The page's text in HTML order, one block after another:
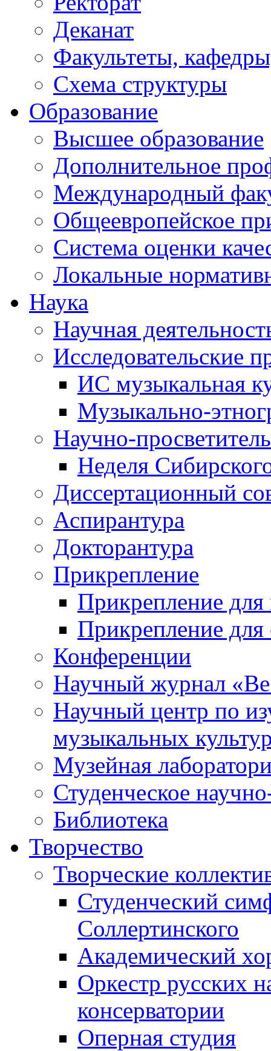
Деканат
Факультеты,
Схема структуры
Образование
Высшее образование
Дополнительное
Международный
Общеевропейское
Система оценки
Локальные
Наука
Научная
Исследовательские
ИС музыкальная
Музыкально-
Научно-
Неделя
Диссертационный
Аспирантура
Докторантура
Прикрепление
Прикрепление для
Прикрепление для
Конференции
Научный журнал
Научный центр по
музыкальных
Музейная
Студенческое
Библиотека
Творчество
Творческие
Студенческий
Соллертинского
Академический
Оркестр русских
консерватории
Оперная студия